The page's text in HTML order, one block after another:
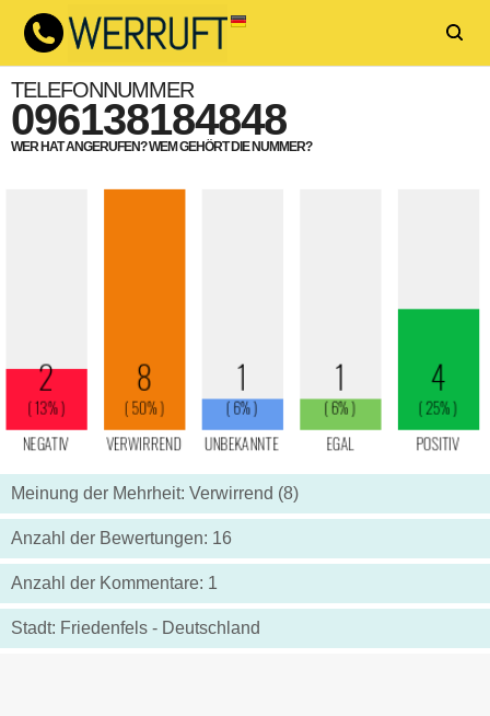
TELEFONNUMMER
096138184848
WER HAT ANGERUFEN? WEM GEHÖRT DIE NUMMER?
Meinung der Mehrheit: Verwirrend (8)
Anzahl der Bewertungen: 16
Anzahl der Kommentare: 1
Stadt: Friedenfels - Deutschland